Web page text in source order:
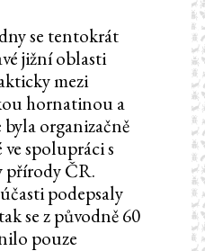
se tentokrát
jižní oblasti
mezi
hornatinou a
byla organizačně
spolupráci s
ČR.
podepsaly
se z původně 60
pouze